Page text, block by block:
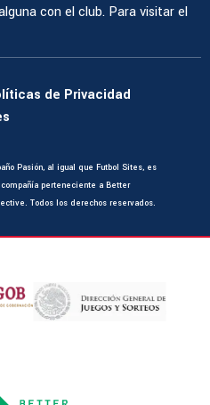
con el club. Para visitar el
de Privacidad
Pasión, al igual que Futbol Sites, es
compañía perteneciente a Better
Todos los derechos reservados.